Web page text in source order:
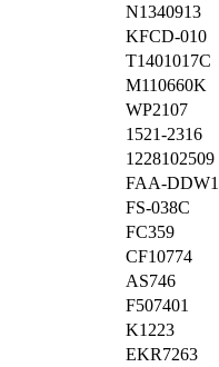
N1340913
KFCD-010
T1401017C
M110660K
WP2107
1521-2316
1228102509
FAA-
FS-038C
FC359
CF10774
AS746
F507401
K1223
EKR7263